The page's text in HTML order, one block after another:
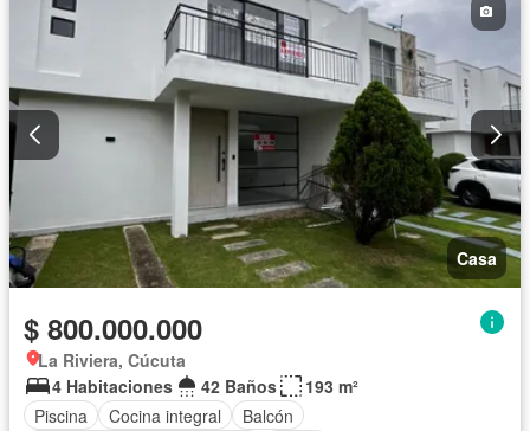
Casa
$ 800.000.000
La Riviera, Cúcuta
4 Habitaciones
42 Baños
193 m²
Piscina
Cocina integral
Balcón